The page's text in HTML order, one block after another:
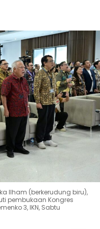
Ilham (berkerudung biru),
pembukaan Kongres
3, IKN, Sabtu